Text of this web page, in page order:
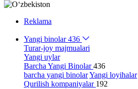
Reklama
Yangi binolar436
Turar-joy majmualari
Yangi uylar
Barcha Yangi Binolar436
barcha yangi binolarYangi loyihalar
Qurilish kompaniyalar 192